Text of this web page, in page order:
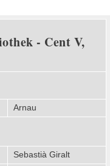
- Cent V,
Arnau
Sebastià Giralt